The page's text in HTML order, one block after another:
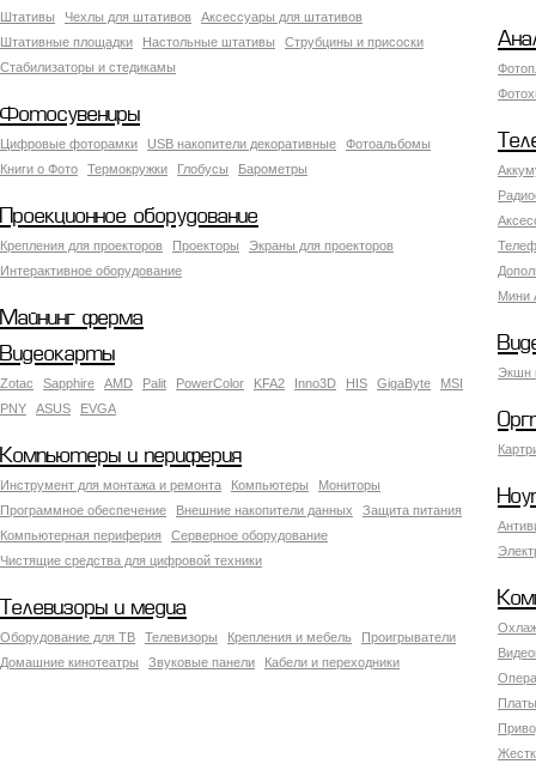
Штативы
Чехлы для штативов
Аксессуары для штативов
Штативные площадки
Настольные штативы
Струбцины и присоски
Стабилизаторы и стедикамы
Фотосувениры
Цифровые фоторамки USB накопители декоративные
Фотоальбомы
Книги о Фото
Термокружки Глобусы Барометры
Мини
Проекционное оборудование
Крепления для проекторов Проекторы
Экраны для проекторов
Интерактивное оборудование
Майнинг ферма
Экшн
Видеокарты
Zotac Sapphire AMD Palit PowerColor KFA2 Inno3D HIS GigaByte
MSI
PNY
ASUS EVGA
Компьютеры и периферия
Инструмент для монтажа и ремонта Компьютеры
Мониторы
Программное обеспечение
Внешние накопители данных
Защита питания
Компьютерная периферия
Серверное оборудование
Чистящие средства для цифровой техники
Телевизоры и медиа
Оборудование для ТВ Телевизоры Крепления и мебель
Проигрыватели
Домашние кинотеатры
Звуковые панели Кабели и переходники